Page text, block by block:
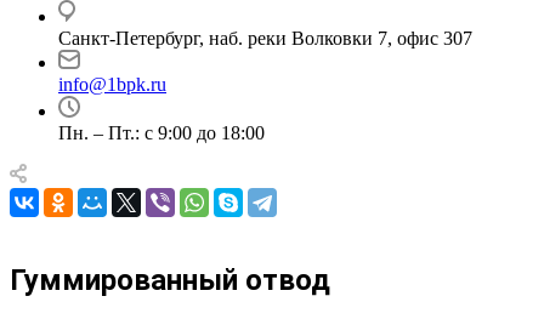
Санкт-Петербург, наб. реки Волковки 7, офис 307
info@1bpk.ru
Пн. – Пт.: с 9:00 до 18:00
Гуммированный отвод